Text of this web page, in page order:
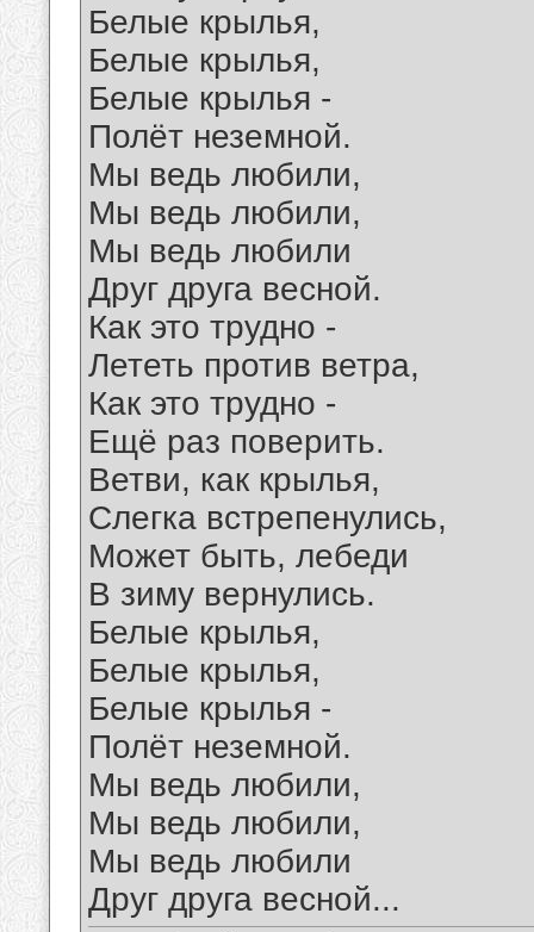
Белые крылья,
Белые крылья,
Белые крылья -
Полёт неземной.
Мы ведь любили,
Мы ведь любили,
Мы ведь любили
Друг друга весной.
Как это трудно -
Лететь против ветра,
Как это трудно -
Ещё раз поверить.
Ветви, как крылья,
Слегка встрепенулись,
Может быть, лебеди
В зиму вернулись.
Белые крылья,
Белые крылья,
Белые крылья -
Полёт неземной.
Мы ведь любили,
Мы ведь любили,
Мы ведь любили
Друг друга весной...